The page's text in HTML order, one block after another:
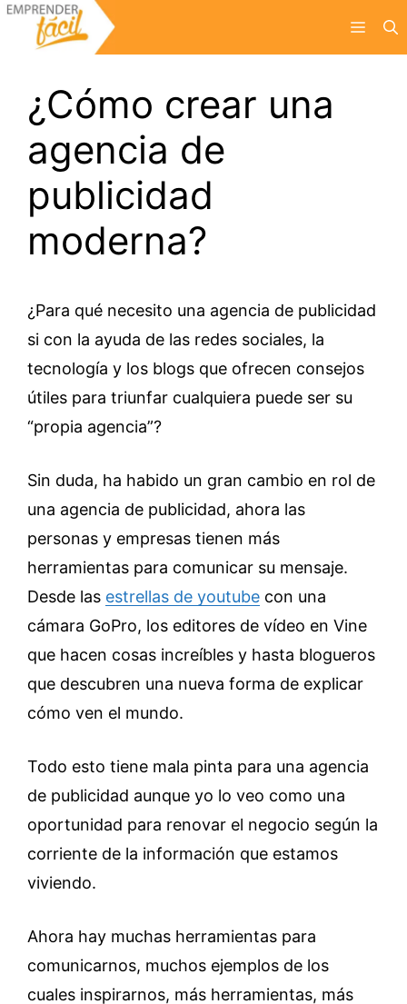
Saltar
Menú
¿Cómo crear una
agencia de
publicidad
moderna?
¿Para qué necesito una agencia de publicidad
si con la ayuda de las redes sociales, la
tecnología y los blogs que ofrecen consejos
útiles para triunfar cualquiera puede ser su
“propia agencia”?
Sin duda, ha habido un gran cambio en rol de
una agencia de publicidad, ahora las
personas y empresas tienen más
herramientas para comunicar su mensaje.
Desde las estrellas de youtube con una
cámara GoPro, los editores de vídeo en Vine
que hacen cosas increíbles y hasta blogueros
que descubren una nueva forma de explicar
cómo ven el mundo.
Todo esto tiene mala pinta para una agencia
de publicidad aunque yo lo veo como una
oportunidad para renovar el negocio según la
corriente de la información que estamos
viviendo.
Ahora hay muchas herramientas para
comunicarnos, muchos ejemplos de los
cuales inspirarnos, más herramientas, más